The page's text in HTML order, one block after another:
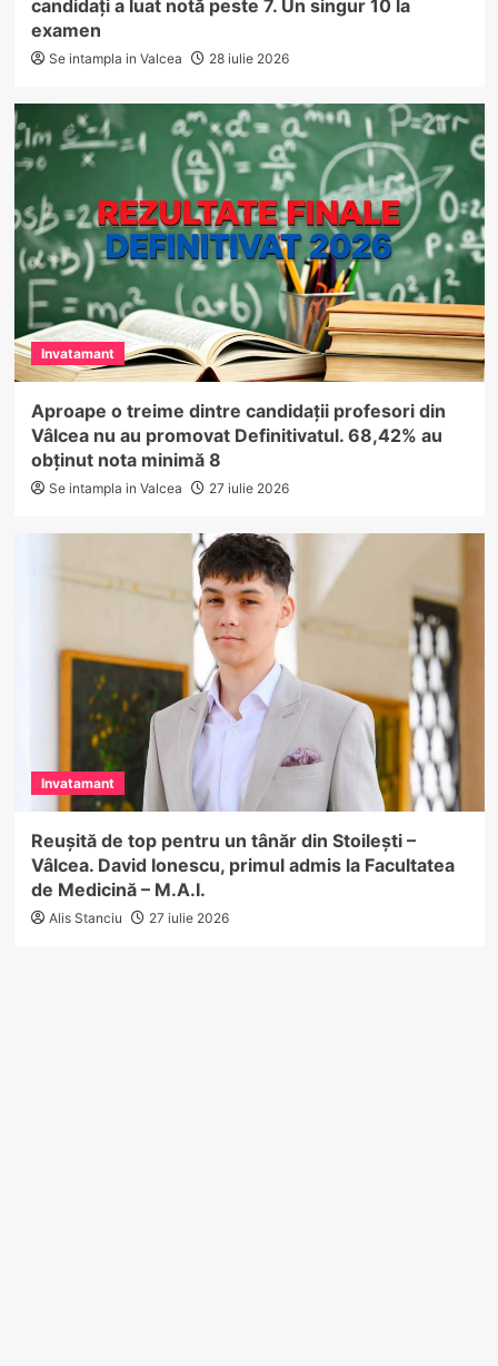
candidați a luat notă peste 7. Un singur 10 la
examen
Se intampla in Valcea 28 iulie 2026
Invatamant
Aproape o treime dintre candidații profesori din
Vâlcea nu au promovat Definitivatul. 68,42% au
obținut nota minimă 8
Se intampla in Valcea 27 iulie 2026
Invatamant
Reușită de top pentru un tânăr din Stoilești –
Vâlcea. David Ionescu, primul admis la Facultatea
de Medicină – M.A.I.
Alis Stanciu 27 iulie 2026